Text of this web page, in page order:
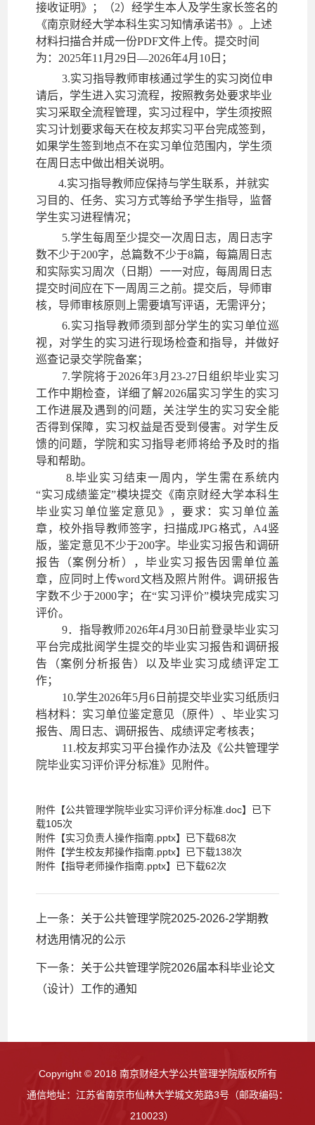
接收证明》；（2）经学生本人及学生家长签名的
《南京财经大学本科生实习知情承诺书》。上述
材料扫描合并成一份PDF文件上传。提交时间
为：2025年11 月 29 日—2026年4月 10 日 ；
3.实习指导教师审核通过学生的实习岗位申
请后，学生进入实习流程，按照教务处要求毕业
实习采取全流程管理，实习过程中， 学生须按照
实习计划要求每天在校友邦实习平台完成签到，
如果学生签到地点不在实习单位范围内，学生须
在周日志中做出相关说明。
4.实习指导教师应保持与学生联系，并就实
习目的、任务、实习方式等给予学生指导，监督
学生实习进程情况；
5.学生每周至少提交一次周 日志，周 日志字
数不少于200字， 总篇数不少于8篇，每篇周日志
和实际实习周次（日期）一一对应，每周周日志
提交时间应在下一周周三之前。提交后，导师审
核， 导师审核原则上需要填写评语，无需评分 ；
6.实习指导教师须到部分学生的实习单位巡
视，对学生的实习进行现场检查和指导，并做好
巡查记录交学院备案；
7.学院将于2026年3月23-27日组织毕业实习
工作中期检查，详细了解2026届实习学生的实习
工作进展及遇到的问题，关注学生的实习安全能
否得到保障，实习权益是否受到侵害。对学生反
馈的问题，学院和实习指导老师将给予及时的指
导和帮助。
8.毕业实习结束一周内，学生需在系统内
“实习成绩鉴定”模块提交《南京财经大学本科生
毕业实习单位鉴定意见》，要求：实习单位盖
章，校外指导教师签字，扫描成JPG格式，A4竖
版，鉴定意见不少于200字。毕业实习报告和调研
报告（案例分析），毕业实习报告因需单位盖
章，应同时上传word文档及照片附件。调研报告
字数不少于2000字；在“实习评价”模块完成实习
评价。
9．指导教师2026年4月 30日前登录毕业实习
平台完成批阅学生提交的毕业实习报告和调研报
告（案例分析报告）以及毕业实习成绩评定工
作；
10.学生2026年5月6 日前提交毕业实习纸质归
档材料： 实习单位鉴定意见（原件） 、毕业实习
报告、 周日志、调研报告、成绩评定考核表 ；
11 .校友邦实习平台操作办法及《公共管理学
院毕业实习评价评分标准》 见附件。
附件【公共管理学院毕业实习评价评分标准.doc】已下
载105次
附件【实习负责人操作指南.pptx】已下载68次
附件【学生校友邦操作指南.pptx】已下载138次
附件【指导老师操作指南.pptx】已下载62次
上一条： 关于公共管理学院2025-2026-2学期教
材选用情况的公示
下一条： 关于公共管理学院2026届本科毕业论文
（设计）工作的通知
Copyright © 2018 南京财经大学公共管理学院版权所有
通信地址：江苏省南京市仙林大学城文苑路3号（邮政编码：
210023）